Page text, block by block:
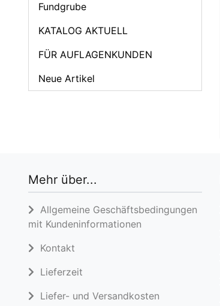
Fundgrube
KATALOG AKTUELL
FÜR AUFLAGENKUNDEN
Neue Artikel
Mehr über...
Allgemeine Geschäftsbedingungen
mit Kundeninformationen
Kontakt
Lieferzeit
Liefer- und Versandkosten